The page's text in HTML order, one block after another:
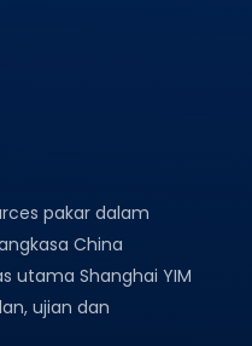
pakar dalam
China
utama Shanghai YIM
ujian dan